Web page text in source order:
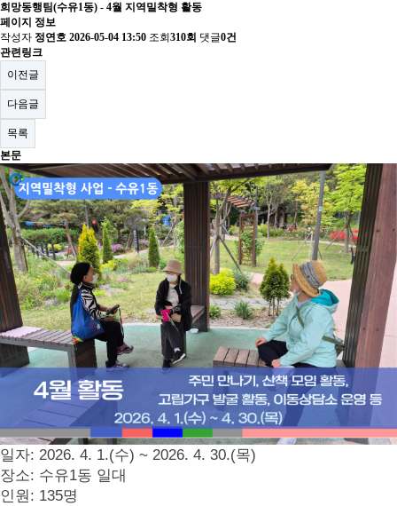
희망동행팀(수유1동) - 4월 지역밀착형 활동
페이지 정보
작성자 정연호 2026-05-04 13:50 조회 310회 댓글0건
관련링크
이전글
다음글
목록
본문
일자: 2026. 4. 1.(수) ~ 2026. 4. 30.(목)
장소: 수유1동 일대
인원 : 135명